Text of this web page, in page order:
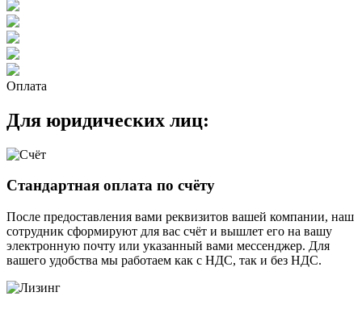
Оплата
Для юридических лиц:
Стандартная оплата по счёту
После предоставления вами реквизитов вашей компании, наш
сотрудник сформируют для вас счёт и вышлет его на вашу
электронную почту или указанный вами мессенджер. Для
вашего удобства мы работаем как с НДС, так и без НДС.